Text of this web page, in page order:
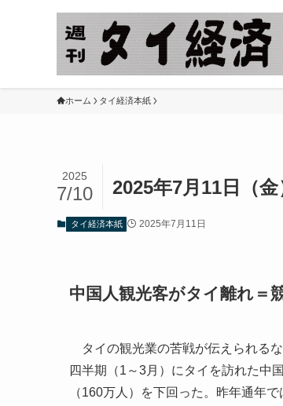
ホーム タイ経済本紙
2025年7月11日（
2025
7/10
タイ経済本紙 2025年7月11日
中国人観光客がタイ離れ＝
タイの観光業の苦戦が伝えられる
四半期（1～3月）にタイを訪れた中
（160万人）を下回った。昨年通年